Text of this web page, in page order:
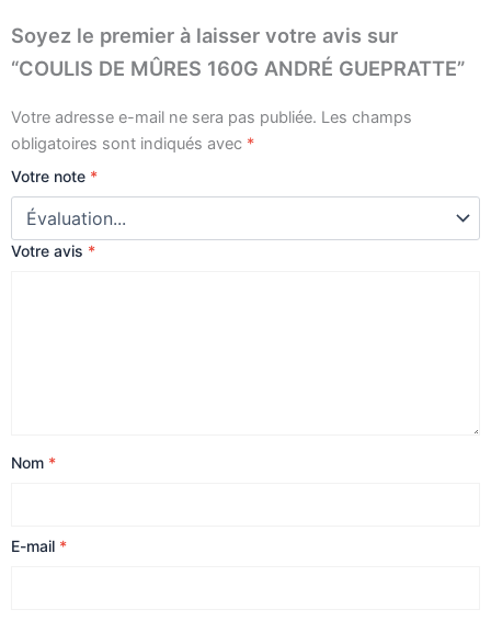
Soyez le premier à laisser votre avis sur
“COULIS DE MÛRES 160G ANDRÉ GUEPRATTE”
Votre adresse e-mail ne sera pas publiée. Les champs
obligatoires sont indiqués avec *
Votre note *
Votre avis *
Nom *
E-mail *